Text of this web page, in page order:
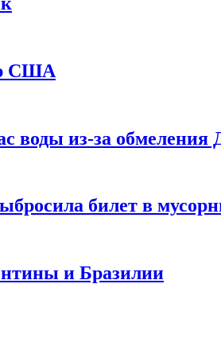
США
воды из-за обмеления
билет в
и Бразилии